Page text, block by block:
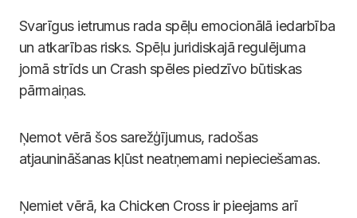
Svarīgus ietrumus rada spēļu emocionālā iedarbība
un atkarības risks. Spēļu juridiskajā regulējuma
jomā strīds un Crash spēles piedzīvo būtiskas
pārmaiņas.
Ņemot vērā šos sarežģījumus, radošas
atjaunināšanas kļūst neatņemami nepieciešamas.
Ņemiet vērā, ka Chicken Cross ir pieejams arī